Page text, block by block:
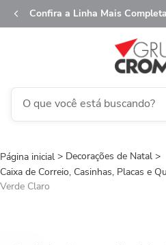
Confira a Linha Mais
O que você está buscando?
Decorações de Natal
Caixa de Correio, Casinhas, Placas e
Verde Claro
1º
2º